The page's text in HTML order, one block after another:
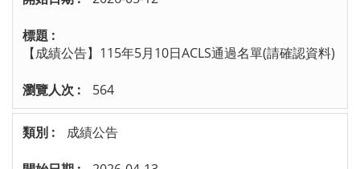
【成績公告】115年5月10日ACLS通過名單(請確認資料)
564
成績公告